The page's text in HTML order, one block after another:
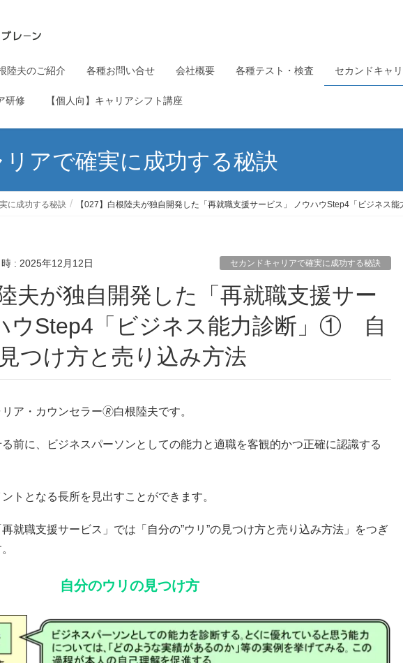
陸夫のご紹介 各種お問い合せ 会社概要 各種テスト・検査 セカンドキャ
研修 【個人向】キャリアシフト講座
アで確実に成功する秘訣
に成功する秘訣 【027】白根陸夫が独自開発した「再就職支援サービス」 ノウハウStep4「ビジネス
: 2025年12月12日 セカンドキャリアで確実に成功する秘訣
ウStep4「ビジネス能力診断」① 自
つけ方と売り込み方法
ア・カウンセラー🄬白根陸夫です。
前に、ビジネスパーソンとしての能力と適職を客観的かつ正確に認識する
トとなる長所を見出すことができます。
就職支援サービス」では「自分の”ウリ”の見つけ方と売り込み方法」をつぎ
自分のウリの見つけ方